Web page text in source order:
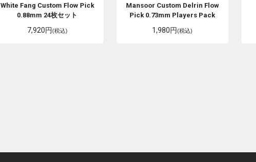
White Fang Custom Flow Pick
0.88mm 24枚セット
7,920円(税込)
Mansoor Custom Delrin Flow
Pick 0.73mm Players Pack
1,980円(税込)